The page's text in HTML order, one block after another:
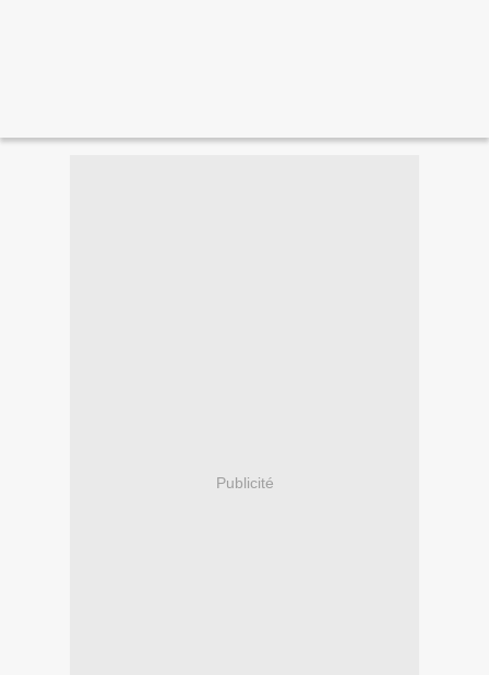
Publicité